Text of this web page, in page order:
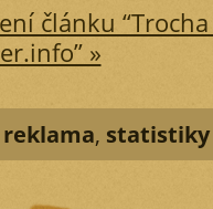
článku
»
reklama, statistiky